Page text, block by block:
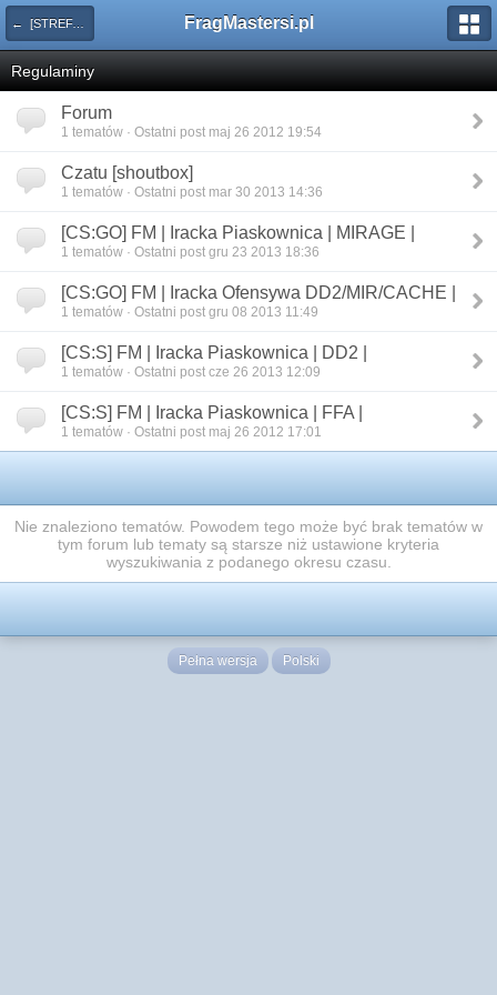
← [STREFA] Administracja FragMastersi.pl
Regulaminy
Forum
1 tematów · Ostatni post maj 26 2012 19:54
Czatu [shoutbox]
1 tematów · Ostatni post mar 30 2013 14:36
[CS:GO] FM | Iracka Piaskownica | MIRAGE |
1 tematów · Ostatni post gru 23 2013 18:36
[CS:GO] FM | Iracka Ofensywa DD2/MIR/CACHE |
1 tematów · Ostatni post gru 08 2013 11:49
[CS:S] FM | Iracka Piaskownica | DD2 |
1 tematów · Ostatni post cze 26 2013 12:09
[CS:S] FM | Iracka Piaskownica | FFA |
1 tematów · Ostatni post maj 26 2012 17:01
Nie znaleziono tematów. Powodem tego może być brak tematów w
tym forum lub tematy są starsze niż ustawione kryteria
wyszukiwania z podanego okresu czasu.
Pełna wersja Polski